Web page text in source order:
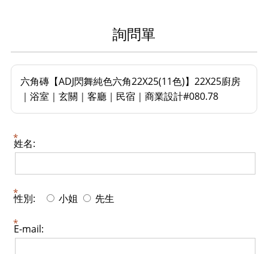
詢問單
六角磚【ADJ閃舞純色六角22X25(11色)】22X25廚房
｜浴室｜玄關｜客廳｜民宿｜商業設計#080.78
姓名:
性別: 小姐 先生
E-mail: